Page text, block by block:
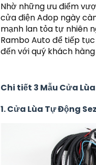
Nhờ những ưu điểm
cửa điện Adop ngày
mạnh lan tỏa tự nhiên
Rambo Auto để tiếp
đến với quý khách
Chi tiết 3 Mẫu Cửa
1. Cửa Lùa Tự Động